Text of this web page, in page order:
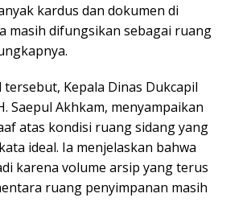
kardus dan dokumen di
masih difungsikan sebagai ruang
Kepala Dinas Dukcapil
Saepul Akhkam, menyampaikan
atas kondisi ruang sidang yang
ideal. Ia menjelaskan bahwa
karena volume arsip yang terus
ruang penyimpanan masih